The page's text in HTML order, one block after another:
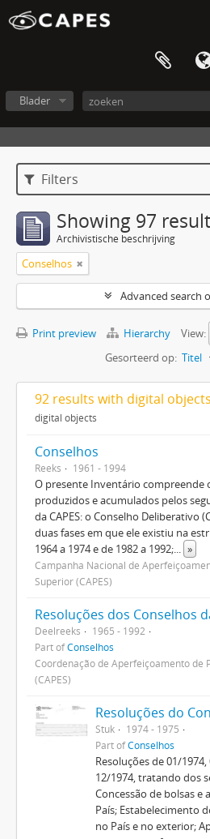
Blader
Filters
Showing 97
Archivistische beschrijving
Conselhos
Advanced search
Print preview Hierarchy
View:
Gesorteerd op: Titel
92 results with digital objects
digital objects
Conselhos
Reeks 1961 - 1994
O presente Inventário compreende
produzidos e acumulados pelos
da CAPES: o Conselho Deliberativo
duas fases em que ele existiu na
1964 a 1974 e de 1982 a 1992;... »
Campanha Nacional de
Superior (CAPES)
Resoluções dos Conselhos
Deelreeks
1965 - 1992
Part ofConselhos
Coordenação de Aperfeiçoamento de
(CAPES)
Stuk
1974 - 1975
Part ofConselhos
Resoluções de 01/
12/1974, tratando dos
Concessão de bolsas
País; Estabelecimento
no País e no exterior;